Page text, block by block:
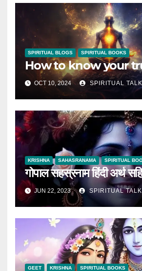
SPIRITUAL BLOGS SPIRITUAL BOOKS
How to know your
OCT 10, 2024 SPIRITUAL
KRISHNA SAHASRANAMA SPIRITUAL
गोपाल सहस्रनाम हिंदी अर्थ
JUN 22, 2023 SPIRITUAL
GEET KRISHNA SPIRITUAL BOOKS